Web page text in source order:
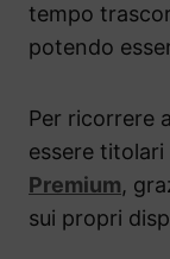
tempo
potendo
Per ricorrere
essere titolari
Premium,
sui propri